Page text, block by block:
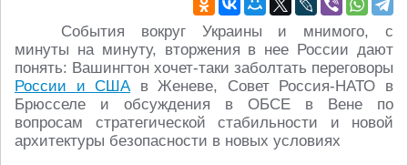
События вокруг Украины и мнимого, с
минуты на минуту, вторжения в нее России дают
понять: Вашингтон хочет-таки заболтать переговоры
России и СШАв Женеве, Совет Россия-НАТО в
Брюсселе и обсуждения в ОБСЕ в Вене по
вопросам стратегической стабильности и новой
архитектуры безопасности в новых условиях